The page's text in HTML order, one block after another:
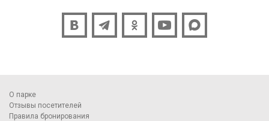
О парке
Отзывы посетителей
Правила бронирования